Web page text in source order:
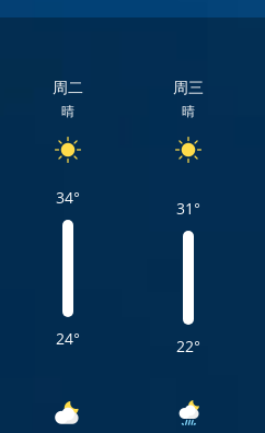
周二
晴
34°
24°
周三
晴
31°
22°